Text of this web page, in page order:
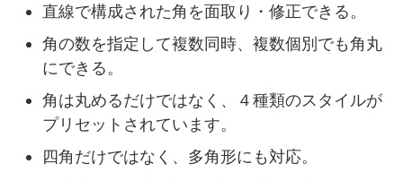
直線で構成された角を面取り・修正できる。
角の数を指定して複数同時、複数個別でも角丸
にできる。
角は丸めるだけではなく、４種類のスタイルが
プリセットされています。
四角だけではなく、多角形にも対応。